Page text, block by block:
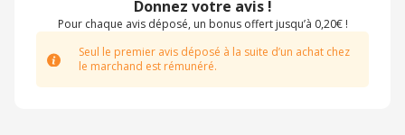
Donnez votre avis !
Pour chaque avis déposé, un bonus offert jusqu’à 0,20€ !
Seul le premier avis déposé à la suite d’un achat chez
le marchand est rémunéré.